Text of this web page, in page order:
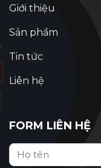
Giới thiệu
Sản phẩm
Tin tức
Liên hệ
FORM LIÊN HỆ